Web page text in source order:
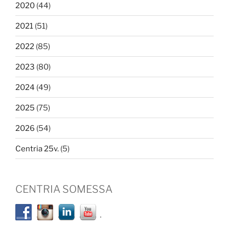
2020 (44)
2021 (51)
2022 (85)
2023 (80)
2024 (49)
2025 (75)
2026 (54)
Centria 25v. (5)
CENTRIA SOMESSA